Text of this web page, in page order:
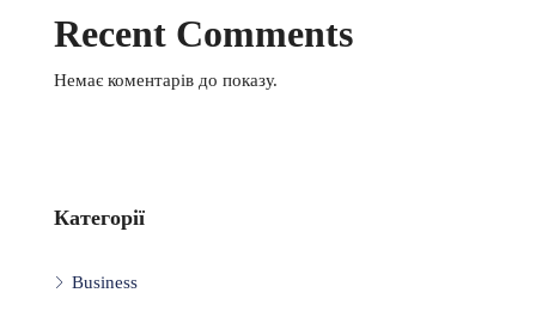
Recent Comments
Немає коментарів до показу.
Категорії
Business